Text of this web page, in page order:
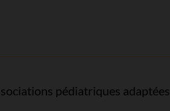
pédiatriques adaptées